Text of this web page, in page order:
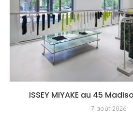
ISSEY MIYAKE au 45
7 août 2026